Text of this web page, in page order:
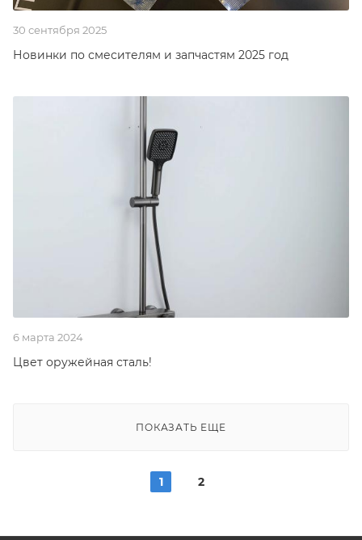
30 сентября 2025
Новинки по смесителям и запчастям 2025 год
6 марта 2024
Цвет оружейная сталь!
ПОКАЗАТЬ ЕЩЕ
1 2